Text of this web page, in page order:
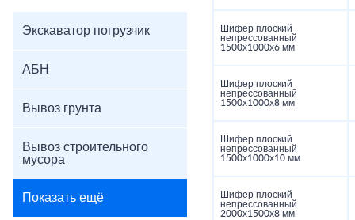
Экскаватор погрузчик
АБН
Вывоз грунта
Вывоз строительного
мусора
Показать ещё
Шифер плоский
непрессованный
1500х1000х6 мм
Шифер плоский
непрессованный
1500х1000х8 мм
Шифер плоский
непрессованный
1500х1000х10 мм
Шифер плоский
непрессованный
2000х1500х8 мм